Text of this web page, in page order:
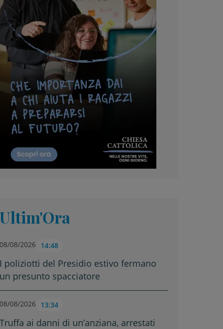
Ultim'Ora
08/08/2026 14:48
I poliziotti del Presidio estivo fermano
un presunto spacciatore
08/08/2026 13:34
Truffa ai danni di un’anziana, arrestati